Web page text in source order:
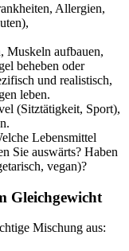
Allergien,
Muskeln aufbauen,
beheben oder
und realistisch,
leben.
(Sitztätigkeit, Sport),
Lebensmittel
Sie auswärts? Haben
vegan)?
Gleichgewicht
Mischung aus: